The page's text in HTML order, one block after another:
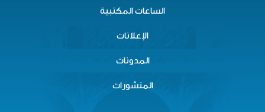
الساعات المكتبية
الإعلانات
المدونات
المنشورات